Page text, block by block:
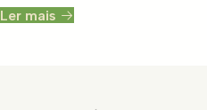
Ler mais